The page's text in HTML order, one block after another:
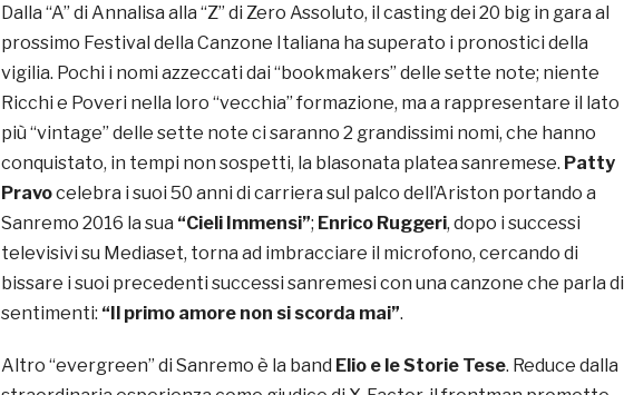
Dalla “A” di Annalisa alla “Z” di Zero Assoluto, il casting dei 20 big in gara al
prossimo Festival della Canzone Italiana ha superato i pronostici della
vigilia. Pochi i nomi azzeccati dai “bookmakers” delle sette note; niente
Ricchi e Poveri nella loro “vecchia” formazione, ma a rappresentare il lato
più “vintage” delle sette note ci saranno 2 grandissimi nomi, che hanno
conquistato, in tempi non sospetti, la blasonata platea sanremese. Patty
Pravocelebra i suoi 50 anni di carriera sul palco dell’Ariston portando a
Sanremo 2016 la sua “Cieli Immensi”; Enrico Ruggeri, dopo i successi
televisivi su Mediaset, torna ad imbracciare il microfono, cercando di
bissare i suoi precedenti successi sanremesi con una canzone che parla di
sentimenti: “Il primo amore non si scorda mai”.
Altro “evergreen” di Sanremo è la band Elio e le Storie Tese. Reduce dalla